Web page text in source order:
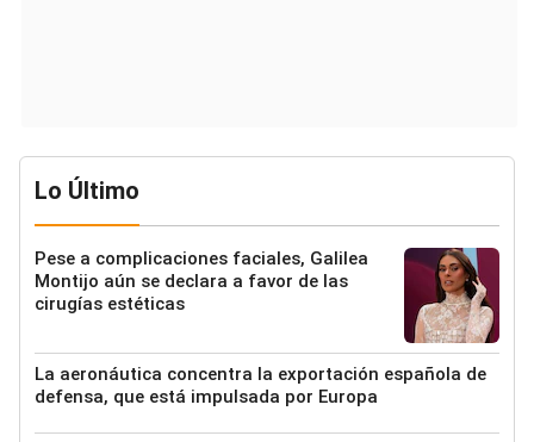
Lo Último
Pese a complicaciones faciales, Galilea
Montijo aún se declara a favor de las
cirugías estéticas
La aeronáutica concentra la exportación española de
defensa, que está impulsada por Europa